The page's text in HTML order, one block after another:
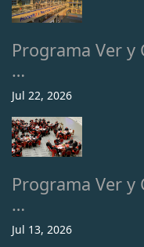
Programa Ver y
…
Jul 22, 2026
Programa Ver y
…
Jul 13, 2026